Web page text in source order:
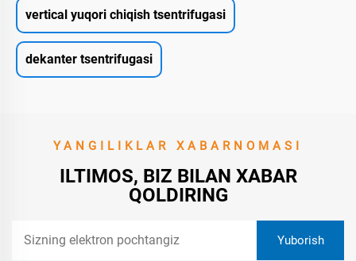
vertical yuqori chiqish tsentrifugasi
dekanter tsentrifugasi
YANGILIKLAR XABARNOMASI
ILTIMOS, BIZ BILAN XABAR
QOLDIRING